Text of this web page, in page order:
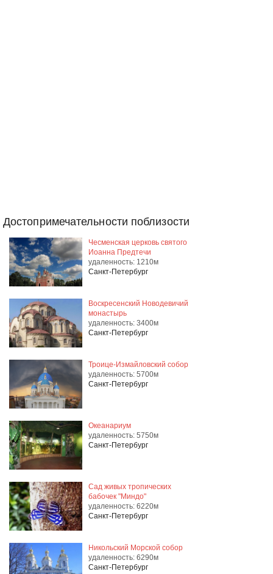
Достопримечательности поблизости
Чесменская церковь святого
Иоанна Предтечи
удаленность: 1210м
Санкт-Петербург
Воскресенский Новодевичий
монастырь
удаленность: 3400м
Санкт-Петербург
Троице-Измайловский собор
удаленность: 5700м
Санкт-Петербург
Океанариум
удаленность: 5750м
Санкт-Петербург
Сад живых тропических
бабочек "Миндо"
удаленность: 6220м
Санкт-Петербург
Никольский Морской собор
удаленность: 6290м
Санкт-Петербург